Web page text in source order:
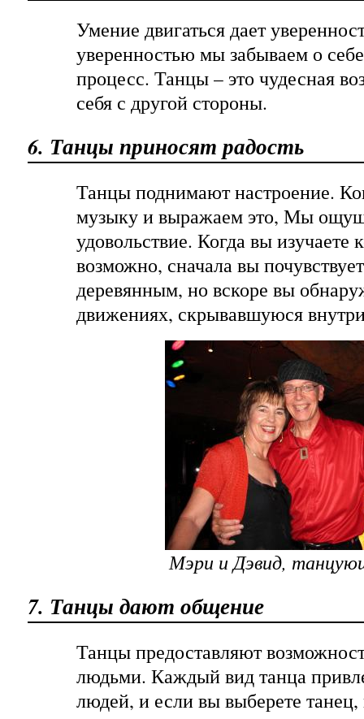
Умение двигаться дает
уверенностью мы забываем о
процесс. Танцы – это чудесная
себя с другой стороны.
6. Танцы приносят радость
Танцы поднимают настроение.
музыку и выражаем это, Мы
удовольствие. Когда вы изучаете
возможно, сначала вы
деревянным, но вскоре вы
движениях, скрывавшуюся
Мэри и Дэвид,
7. Танцы дают общение
Танцы предоставляют
людьми. Каждый вид танца
людей, и если вы выберете